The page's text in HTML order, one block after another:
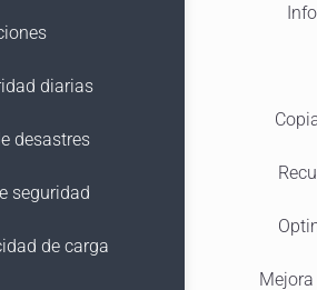
diarias
desastres
seguridad
de carga